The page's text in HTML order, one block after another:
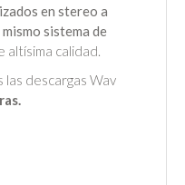
en stereo a
sistema de
altísima calidad.
las descargas Wav